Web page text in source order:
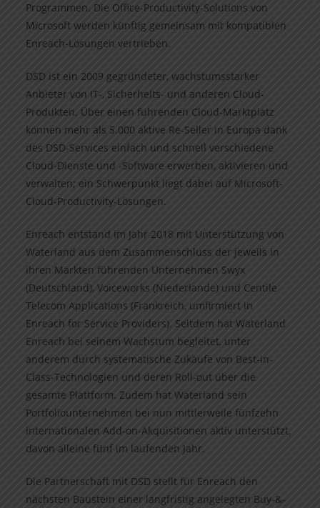
Programmen. Die Office-Productivity-Solutions von
Microsoft werden künftig gemeinsam mit kompatiblen
Enreach-Lösungen vertrieben.
DSD ist ein 2009 gegründeter, wachstumsstarker
Anbieter von IT-, Sicherheits- und anderen Cloud-
Produkten. Über einen führenden Cloud-Marktplatz
können mehr als 5.000 aktive Re-Seller in Europa dank
des DSD-Services einfach und schnell verschiedene
Cloud-Dienste und -Software erwerben, aktivieren und
verwalten; ein Schwerpunkt liegt dabei auf Microsoft-
Cloud-Productivity-Lösungen.
Enreach entstand im Jahr 2018 mit Unterstützung von
Waterland aus dem Zusammenschluss der jeweils in
ihren Märkten führenden Unternehmen Swyx
(Deutschland), Voiceworks (Niederlande) und Centile
Telecom Applications (Frankreich, umfirmiert in
Enreach for Service Providers). Seitdem hat Waterland
Enreach bei seinem Wachstum begleitet, unter
anderem durch systematische Zukäufe von Best-in-
Class-Technologien und deren Roll-out über die
gesamte Plattform. Zudem hat Waterland sein
Portfoliounternehmen bei nun mittlerweile fünfzehn
internationalen Add-on-Akquisitionen aktiv unterstützt,
davon alleine fünf im laufenden Jahr.
Die Partnerschaft mit DSD stellt für Enreach den
nächsten Baustein einer langfristig angelegten Buy-&-